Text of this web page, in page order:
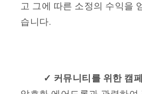
고 그에 따른 소정의 수익을
습니다.
✓ 커뮤니티를 위한 캠